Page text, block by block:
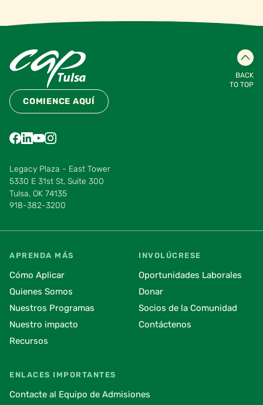
BACK
TO TOP
COMIENCE AQUÍ
Find us on Facebook
Find us on LinkedIn
Find us on YouTube
Find us on Instagram
Find us on Pinterest
Find us on Vimeo
Legacy Plaza - East Tower
5330 E 31st St, Suite 300
Tulsa, OK 74135
918-382-3200
ENLACES IMPORTANTES
Contacte al Equipo de Admisiones
APRENDA MÁS
Cómo Aplicar
Quienes Somos
Nuestros Programas
Nuestro impacto
Recursos
INVOLÚCRESE
Oportunidades Laborales
Donar
Socios de la Comunidad
Contáctenos